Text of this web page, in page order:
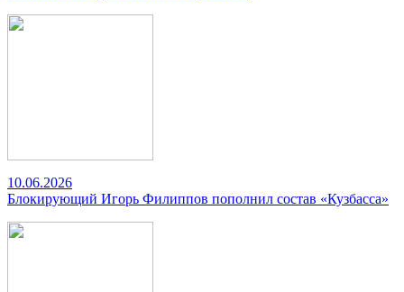
10.06.2026
Блокирующий Игорь Филиппов пополнил состав «Кузбасса»